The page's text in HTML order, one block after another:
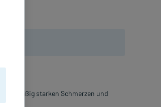
mäßig starken Schmerzen und